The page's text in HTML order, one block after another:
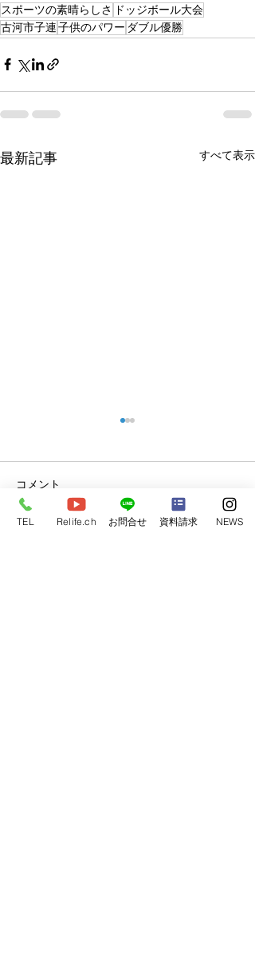
スポーツの素晴らしさ ドッジボール大会
古河市子連子供のパワー ダブル優勝
最新記事 すべて表示
コメント
TEL Relife.ch お問合せ 資料請求 NEWS